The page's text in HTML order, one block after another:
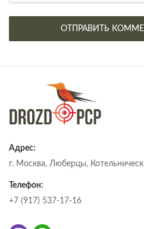
Адрес:
г. Москва, Люберцы,
Телефон:
+7 (917) 537-17-16